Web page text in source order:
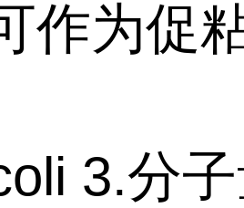
作为促
3.分